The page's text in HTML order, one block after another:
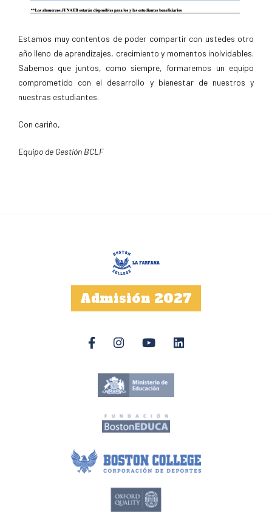
Estamos muy contentos de poder compartir con ustedes otro
año lleno de aprendizajes, crecimiento y momentos inolvidables.
Sabemos que juntos, como siempre, formaremos un equipo
comprometido con el desarrollo y bienestar de nuestros y
nuestras estudiantes.
Con cariño,
Equipo de Gestión BCLF
Admisión 2027